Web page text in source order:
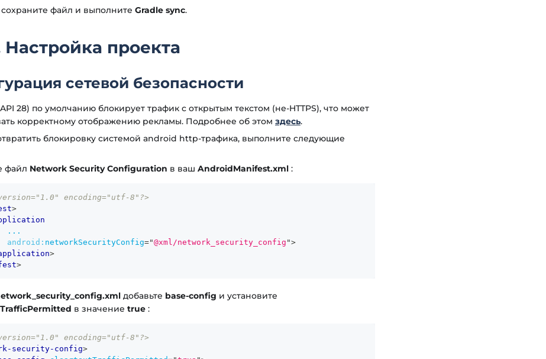
сохраните файл и выполните Gradle sync.
проекта
сетевой безопасности
28) по умолчанию блокирует трафик с открытым текстом (не-HTTPS), что может
корректному отображению рекламы. Подробнее об этом здесь.
блокировку системой android http-трафика, выполните следующие
файл Network Security Configuration в ваш AndroidManifest.xml :
encoding="utf-8"?>
>
...
android: networkSecurityConfig="@xml/network_security_config ">
>
>
добавьте base-config и установите
в значение true :
encoding="utf-8"?>
security-config>